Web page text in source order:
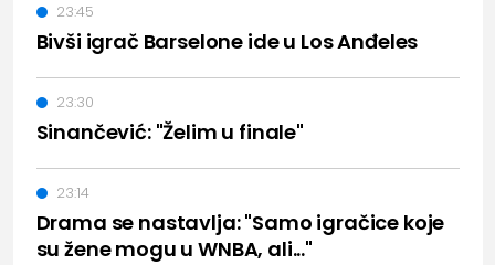
Bivši igrač Barselone ide u Los Anđeles
23:45
Sinančević: "Želim u finale"
23:30
Drama se nastavlja: "Samo igračice koje
su žene mogu u WNBA, ali..."
23:14